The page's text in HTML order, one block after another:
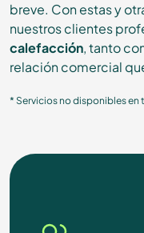
breve. Con estas y
nuestros clientes
calefacción, tanto
relación comercial
* Servicios no disponibles en